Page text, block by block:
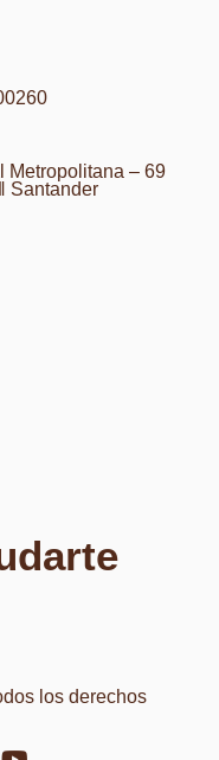
Metropolitana – 69
Santander
los derechos